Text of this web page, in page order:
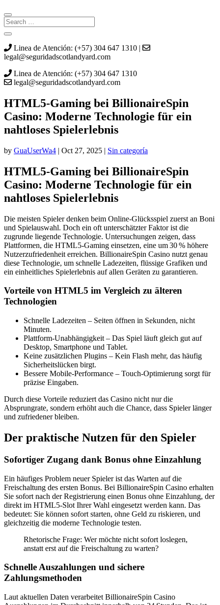
Linea de Atención: (+57) 304 647 1310 |
legal@seguridadscotlandyard.com
Linea de Atención: (+57) 304 647 1310
legal@seguridadscotlandyard.com
HTML5‑Gaming bei BillionaireSpin
Casino: Moderne Technologie für ein
nahtloses Spielerlebnis
by GuaUserWa4 | Oct 27, 2025 | Sin categoría
HTML5‑Gaming bei BillionaireSpin
Casino: Moderne Technologie für ein
nahtloses Spielerlebnis
Die meisten Spieler denken beim Online‑Glücksspiel zuerst an Boni
und Spielauswahl. Doch ein oft unterschätzter Faktor ist die
zugrunde liegende Technologie. Untersuchungen zeigen, dass
Plattformen, die HTML5‑Gaming einsetzen, eine um 30 % höhere
Nutzerzufriedenheit erreichen. BillionaireSpin Casino nutzt genau
diese Technologie, um schnelle Ladezeiten, flüssige Grafiken und
ein einheitliches Spielerlebnis auf allen Geräten zu garantieren.
Vorteile von HTML5 im Vergleich zu älteren
Technologien
Schnelle Ladezeiten – Seiten öffnen in Sekunden, nicht
Minuten.
Plattform‑Unabhängigkeit – Das Spiel läuft gleich gut auf
Desktop, Smartphone und Tablet.
Keine zusätzlichen Plugins – Kein Flash mehr, das häufig
Sicherheitslücken birgt.
Bessere Mobile‑Performance – Touch‑Optimierung sorgt für
präzise Eingaben.
Durch diese Vorteile reduziert das Casino nicht nur die
Absprungrate, sondern erhöht auch die Chance, dass Spieler länger
und zufriedener bleiben.
Der praktische Nutzen für den Spieler
Sofortiger Zugang dank Bonus ohne Einzahlung
Ein häufiges Problem neuer Spieler ist das Warten auf die
Freischaltung des ersten Bonus. Bei BillionaireSpin Casino erhalten
Sie sofort nach der Registrierung einen Bonus ohne Einzahlung, der
direkt im HTML5‑Slot Ihrer Wahl eingesetzt werden kann. Das
bedeutet: Sie können sofort starten, ohne Geld zu riskieren, und
gleichzeitig die moderne Technologie testen.
Rhetorische Frage: Wer möchte nicht sofort loslegen,
anstatt erst auf die Freischaltung zu warten?
Schnelle Auszahlungen und sichere
Zahlungsmethoden
Laut aktuellen Daten verarbeitet BillionaireSpin Casino